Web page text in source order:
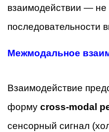
взаимодействии — не
последовательности
Межмодальное
Взаимодействие
форму cross-modal
сенсорный сигнал